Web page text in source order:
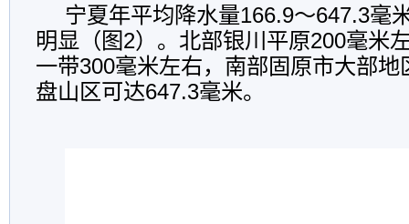
宁夏年平均降水量166.9～647.3毫
明显（图2）。北部银川平原200毫米
一带300毫米左右，南部固原市大部地
盘山区可达647.3毫米。